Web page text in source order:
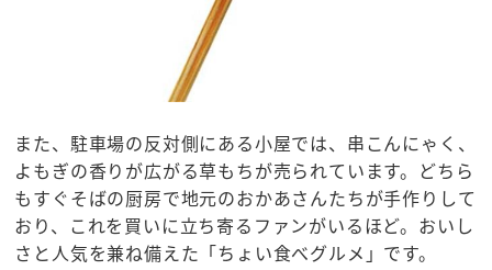
また、駐車場の反対側にある小屋では、串こんにゃく、
よもぎの香りが広がる草もちが売られています。どちら
もすぐそばの厨房で地元のおかあさんたちが手作りして
おり、これを買いに立ち寄るファンがいるほど。おいし
さと人気を兼ね備えた「ちょい食べグルメ」です。